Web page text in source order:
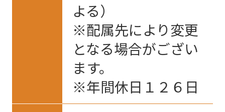
よる）
※配属先により変更
となる場合がござい
ます。
※年間休日１２６日